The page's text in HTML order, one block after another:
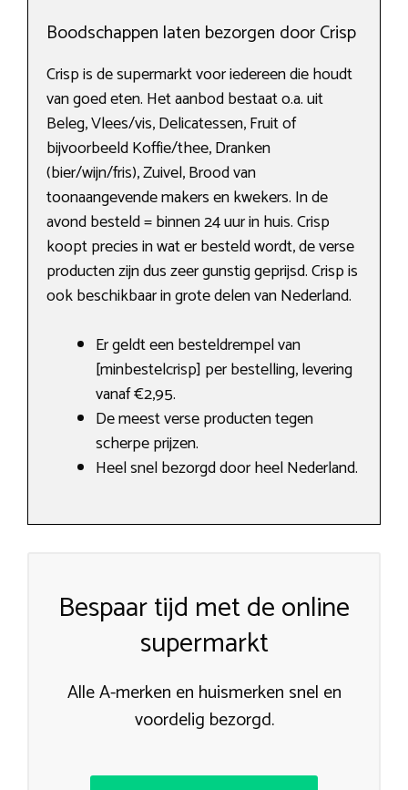
Boodschappen laten bezorgen door Crisp
Crisp is de supermarkt voor iedereen die houdt
van goed eten. Het aanbod bestaat o.a. uit
Beleg, Vlees/vis, Delicatessen, Fruit of
bijvoorbeeld Koffie/thee, Dranken
(bier/wijn/fris), Zuivel, Brood van
toonaangevende makers en kwekers. In de
avond besteld = binnen 24 uur in huis. Crisp
koopt precies in wat er besteld wordt, de verse
producten zijn dus zeer gunstig geprijsd. Crisp is
ook beschikbaar in grote delen van Nederland.
Er geldt een besteldrempel van
[minbestelcrisp] per bestelling, levering
vanaf €2,95.
De meest verse producten tegen
scherpe prijzen.
Heel snel bezorgd door heel Nederland.
Bespaar tijd met de online
supermarkt
Alle A-merken en huismerken snel en
voordelig bezorgd.